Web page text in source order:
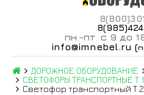
пн -пт с 9 до
info@imnebel.ru (
ДОРОЖНОЕ ОБОРУДОВАНИЕ
СВЕТОФОРЫ ТРАНСПОРТНЫЕ
Светофор транспортный